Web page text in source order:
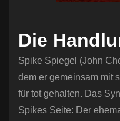
Die
Spike Spiegel (John
dem er gemeinsam mit
für tot gehalten. Das
Spikes Seite: Der